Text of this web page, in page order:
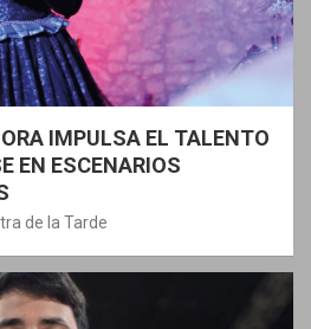
IMPULSA EL TALENTO
EN ESCENARIOS
de la Tarde